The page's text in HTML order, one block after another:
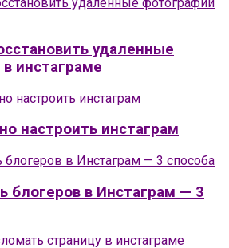
удаленные
инстаграме
настроить инстаграм
блогеров в Инстаграм — 3